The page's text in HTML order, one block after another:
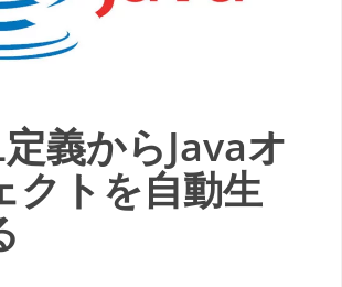
義からJavaオ
クトを自動生